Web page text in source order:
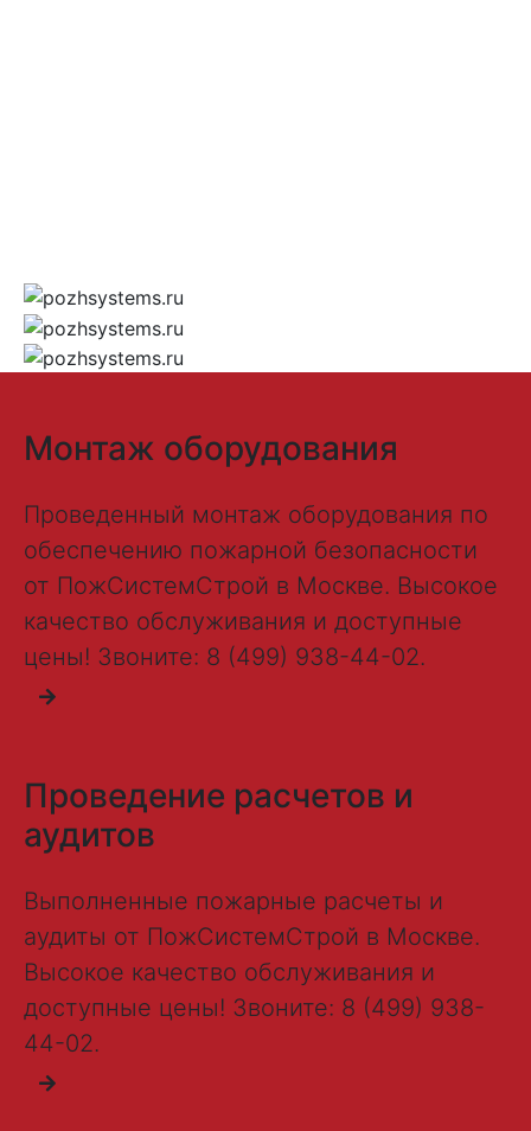
Монтаж оборудования
Проведенный монтаж оборудования по
обеспечению пожарной безопасности
от ПожСистемСтрой в Москве. Высокое
качество обслуживания и доступные
цены! Звоните: 8 (499) 938-44-02.
Проведение расчетов и
аудитов
Выполненные пожарные расчеты и
аудиты от ПожСистемСтрой в Москве.
Высокое качество обслуживания и
доступные цены! Звоните: 8 (499) 938-
44-02.